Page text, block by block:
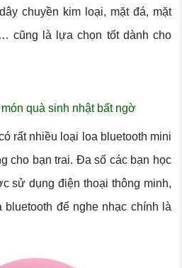
chuyền kim loại, mặt đá, mặt
cũng là lựa chọn tốt dành cho
quà sinh nhật bất ngờ
rất nhiều loại loa bluetooth mini
cho bạn trai. Đa số các bạn học
sử dụng điện thoại thông minh,
để nghe nhạc chính là